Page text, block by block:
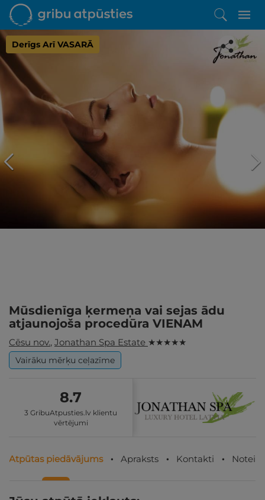
Derīgs Arī VASARĀ
Iepatikās šis piedāvājums?
Līdz brīnišķīgai atpūtai atlikuši tikai daži soļi
PĒRKU
Mūsdienīga ķermeņa vai sejas ādu
atjaunojoša procedūra VIENAM
Cēsu nov., Jonathan Spa Estate ★ ★ ★ ★ ★
Vairāku mērķu ceļazīme
8.7
3 GribuAtpusties.lv klientu
vērtējumi
Atpūtas piedāvājums Apraksts Kontakti